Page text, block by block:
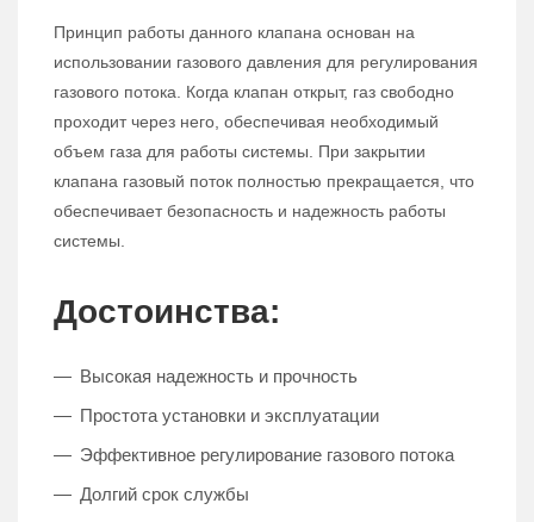
Принцип работы данного клапана основан на
использовании газового давления для регулирования
газового потока. Когда клапан открыт, газ свободно
проходит через него, обеспечивая необходимый
объем газа для работы системы. При закрытии
клапана газовый поток полностью прекращается, что
обеспечивает безопасность и надежность работы
системы.
Достоинства:
Высокая надежность и прочность
Простота установки и эксплуатации
Эффективное регулирование газового потока
Долгий срок службы